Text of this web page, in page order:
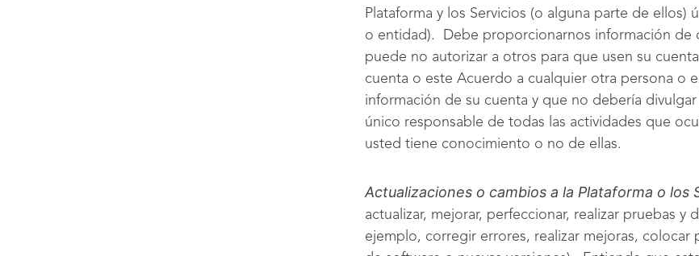
Plataforma y los Servicios (o alguna parte de ellos)
o entidad). Debe proporcionarnos información de
puede no autorizar a otros para que usen su
cuenta o este Acuerdo a cualquier otra persona o
información de su cuenta y que no debería
único responsable de todas las actividades que
usted tiene conocimiento o no de ellas.
Actualizaciones o cambios a la Plataforma o los
actualizar, mejorar, perfeccionar, realizar pruebas y
ejemplo, corregir errores, realizar mejoras,